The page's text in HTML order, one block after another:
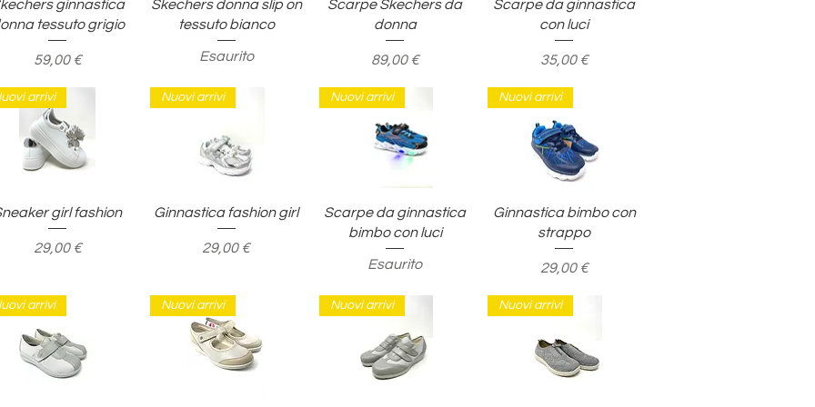
ginnastica
tessuto grigio
Prezzo
59,00 €
Skechers donna slip on
tessuto bianco
Esaurito
Scarpe Skechers da
donna
Prezzo
89,00 €
Scarpe da ginnastica
con luci
Prezzo
35,00 €
Vista rapida
arrivi
girl fashion
Prezzo
29,00 €
Vista rapida
Nuovi arrivi
Ginnastica fashion girl
Prezzo
29,00 €
Vista rapida
Nuovi arrivi
Scarpe da ginnastica
bimbo con luci
Esaurito
Vista rapida
Nuovi arrivi
Ginnastica bimbo con
strappo
Prezzo
29,00 €
arrivi Nuovi arrivi Nuovi arrivi Nuovi arrivi